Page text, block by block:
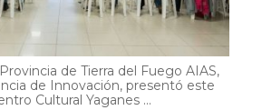
de Tierra del Fuego AIAS,
de Innovación, presentó este
Cultural Yaganes ...